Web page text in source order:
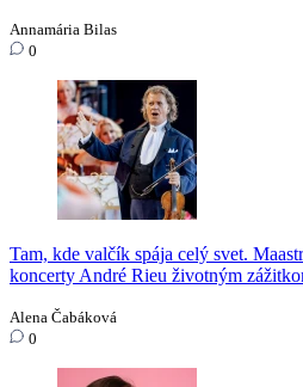
Annamária Bilas
0
Tam, kde valčík spája celý svet.
koncerty André Rieu životným
Alena Čabáková
0